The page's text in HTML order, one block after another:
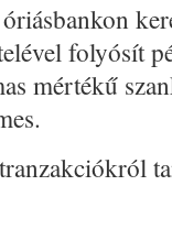
folyósít
mértékű